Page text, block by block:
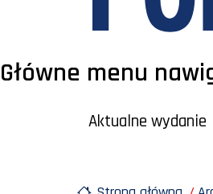
Główne menu
Aktualne wydanie